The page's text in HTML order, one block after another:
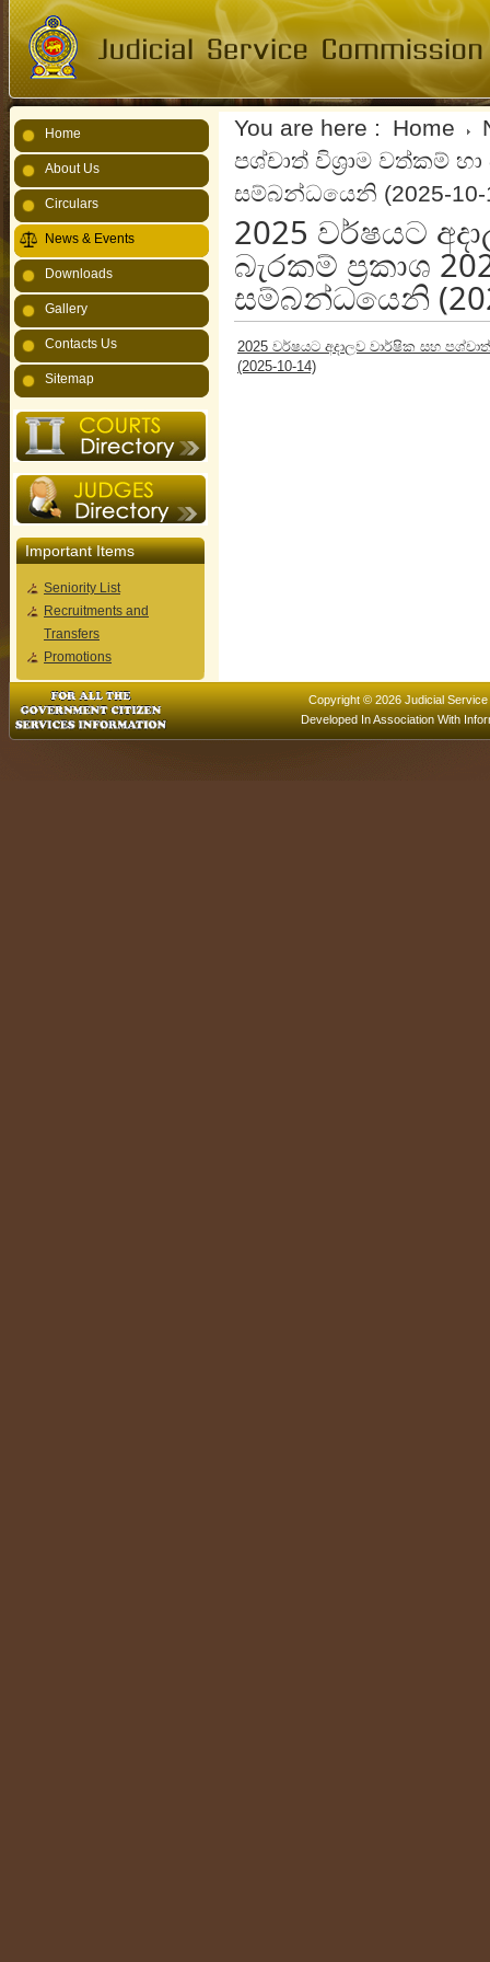
You are here : Home
පශ්චාත් විශ්‍රාම වත්කම්
සම්බන්ධයෙනි (2025-10-
2025 වර්ෂයට
බැරකම් ප්‍රකාශ
සම්බන්ධයෙනි
2025 වර්ෂයට අදාලව වාර්ෂික සහ
(2025-10-14)
Home
About Us
Circulars
News & Events
Downloads
Gallery
Contacts Us
Sitemap
Important Items
Seniority List
Recruitments and
Transfers
Promotions
Copyright © 2026 Judicial
Developed In Association With